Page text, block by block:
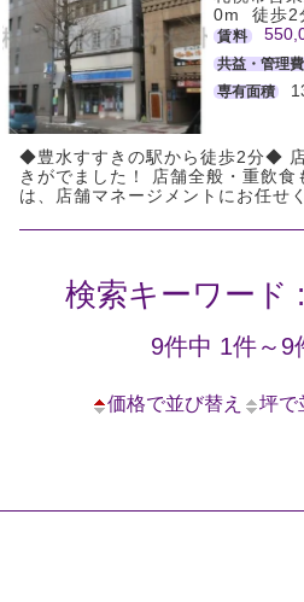
0m 徒歩2
賃料
共益・管理費
専有面積
◆豊水すすきの駅から徒歩2分◆
きがでました！ 店舗全般・重飲食
は、店舗マネージメントにお任せ
検索キーワード
9件中 1件～9
価格で並び替え 坪で